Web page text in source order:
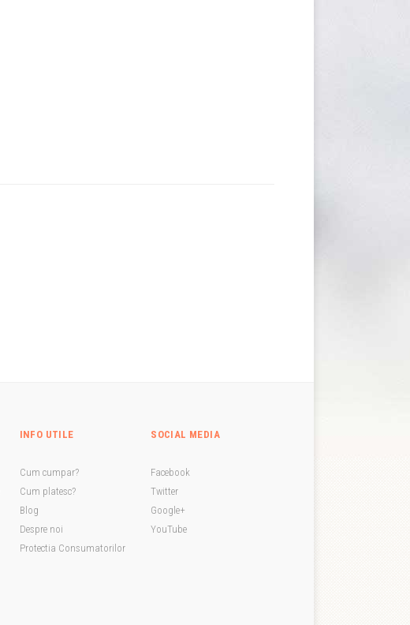
INFO UTILE
Cum cumpar?
Cum platesc?
Blog
Despre noi
Protectia Consumatorilor
SOCIAL MEDIA
Facebook
Twitter
Google+
YouTube